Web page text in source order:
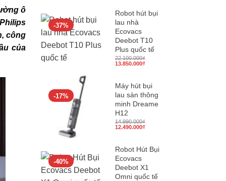
ô
công
của
-37%
Robot hút bụi
lau nhà
Ecovacs
Deebot T10
Plus quốc tế
22.100.000₫
Giá
13.850.000₫Giá
13.850.000₫.
-17%
Máy hút bụi
lau sàn thông
minh Dreame
H12
14.990.000₫
Giá
12.490.000₫Giá
12.490.000₫.
-40%
Robot Hút Bụi
Ecovacs
Deebot X1
Omni quốc tế